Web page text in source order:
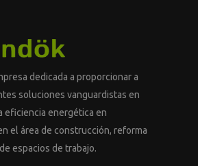
dedicada a proporcionar a
soluciones vanguardistas en
eficiencia energética en
el área de construcción, reforma
espacios de trabajo.